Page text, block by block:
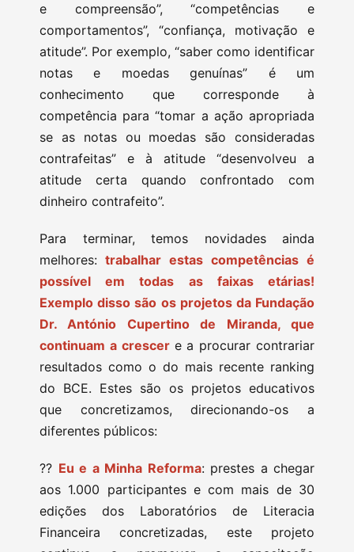
e compreensão”, “competências e
comportamentos”, “confiança, motivação e
atitude”. Por exemplo, “saber como identificar
notas e moedas genuínas” é um
conhecimento que corresponde à
competência para “tomar a ação apropriada
se as notas ou moedas são consideradas
contrafeitas” e à atitude “desenvolveu a
atitude certa quando confrontado com
dinheiro contrafeito”.
Para terminar, temos novidades ainda
melhores: trabalhar estas competências é
possível em todas as faixas etárias!
Exemplo disso são os projetos da Fundação
Dr. António Cupertino de Miranda, que
continuam a crescer e a procurar contrariar
resultados como o do mais recente ranking
do BCE. Estes são os projetos educativos
que concretizamos, direcionando-os a
diferentes públicos:
?? Eu e a Minha Reforma: prestes a chegar
aos 1.000 participantes e com mais de 30
edições dos Laboratórios de Literacia
Financeira concretizadas, este projeto